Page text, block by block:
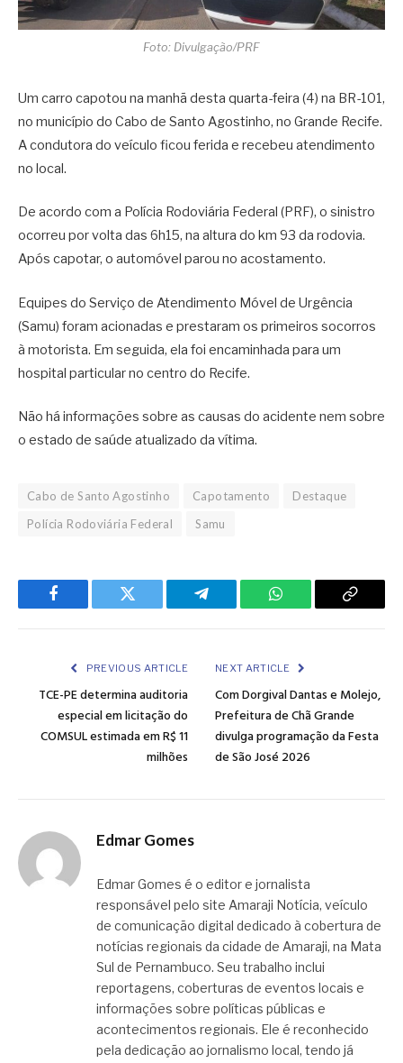
Foto: Divulgação/PRF
Um carro capotou na manhã desta quarta-feira (4) na BR-101,
no município do Cabo de Santo Agostinho, no Grande Recife.
A condutora do veículo ficou ferida e recebeu atendimento
no local.
De acordo com a Polícia Rodoviária Federal (PRF), o sinistro
ocorreu por volta das 6h15, na altura do km 93 da rodovia.
Após capotar, o automóvel parou no acostamento.
Equipes do Serviço de Atendimento Móvel de Urgência
(Samu) foram acionadas e prestaram os primeiros socorros
à motorista. Em seguida, ela foi encaminhada para um
hospital particular no centro do Recife.
Não há informações sobre as causas do acidente nem sobre
o estado de saúde atualizado da vítima.
Cabo de Santo Agostinho Capotamento
Destaque
Polícia Rodoviária Federal
Samu
Facebook Twitter Telegram WhatsApp Copy
PREVIOUS ARTICLE
TCE-PE determina auditoria
especial em licitação do
COMSUL estimada em R$ 11
milhões
NEXT ARTICLE
Com Dorgival Dantas e Molejo,
Prefeitura de Chã Grande
divulga programação da Festa
de São José 2026
Edmar Gomes
Edmar Gomes é o editor e jornalista
responsável pelo site Amaraji Notícia, veículo
de comunicação digital dedicado à cobertura de
notícias regionais da cidade de Amaraji, na Mata
Sul de Pernambuco. Seu trabalho inclui
reportagens, coberturas de eventos locais e
informações sobre políticas públicas e
acontecimentos regionais. Ele é reconhecido
pela dedicação ao jornalismo local, tendo já